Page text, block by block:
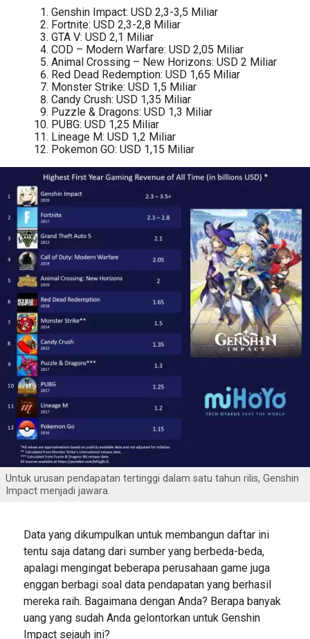
Genshin Impact: USD 2,3-3,5 Miliar
Fortnite: USD 2,3-2,8 Miliar
GTA V: USD 2,1 Miliar
COD – Modern Warfare: USD 2,05 Miliar
Animal Crossing – New Horizons: USD 2 Miliar
Red Dead Redemption: USD 1,65 Miliar
Monster Strike: USD 1,5 Miliar
Candy Crush: USD 1,35 Miliar
Puzzle & Dragons: USD 1,3 Miliar
PUBG: USD 1,25 Miliar
Lineage M: USD 1,2 Miliar
Pokemon GO: USD 1,15 Miliar
Untuk urusan pendapatan tertinggi dalam satu tahun rilis, Genshin
Impact menjadi jawara.
Data yang dikumpulkan untuk membangun daftar ini
tentu saja datang dari sumber yang berbeda-beda,
apalagi mengingat beberapa perusahaan game juga
enggan berbagi soal data pendapatan yang berhasil
mereka raih. Bagaimana dengan Anda? Berapa banyak
uang yang sudah Anda gelontorkan untuk Genshin
Impact sejauh ini?